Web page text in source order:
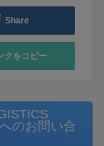
Share
クをコピー
のお問い合